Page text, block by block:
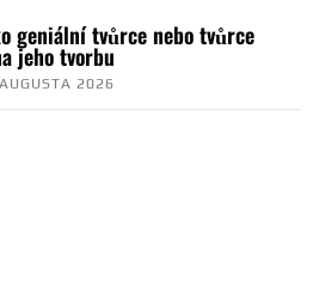
geniální tvůrce nebo tvůrce
jeho tvorbu
2026